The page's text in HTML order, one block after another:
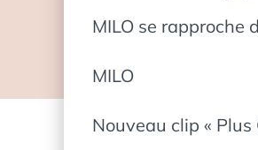
MILO se rapproche
MILO
Nouveau clip «